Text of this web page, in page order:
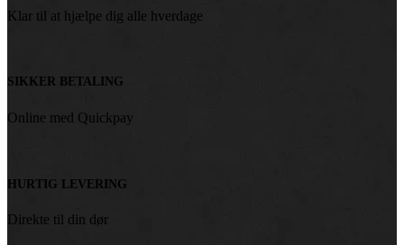
Klar til at hjælpe dig alle hverdage
SIKKER BETALING
Online med Quickpay
HURTIG LEVERING
Direkte til din dør